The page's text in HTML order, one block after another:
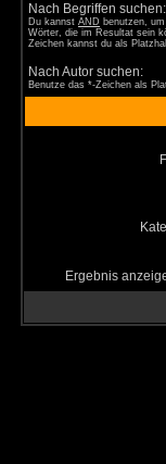
Nach Begriffen suchen:
Du kannst AND benutzen,
Wörter, die im Resultat sein
Zeichen kannst du als
Nach Autor suchen:
Benutze das *-Zeichen als
Ergebnis